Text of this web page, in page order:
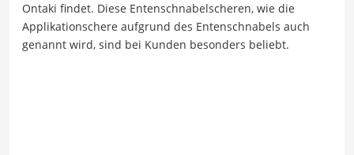
Ontaki findet. Diese Entenschnabelscheren, wie die
Applikationschere aufgrund des Entenschnabels auch
genannt wird, sind bei Kunden besonders beliebt.